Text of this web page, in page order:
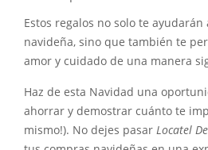
Estos regalos no solo te
navideña, sino que también te
amor y cuidado de una manera
Haz de esta Navidad una
ahorrar y demostrar cuánto te
mismo!). No dejes pasar Locatel